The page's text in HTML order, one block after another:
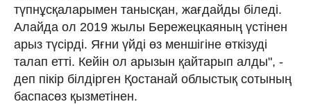
түпнұсқаларымен танысқан, жағдайды біледі.
Алайда ол 2019 жылы Бережецкаяның үстінен
арыз түсірді. Яғни үйді өз меншігіне өткізуді
талап етті. Кейін ол арызын қайтарып алды", -
деп пікір білдірген Қостанай облыстық сотының
баспасөз қызметінен.